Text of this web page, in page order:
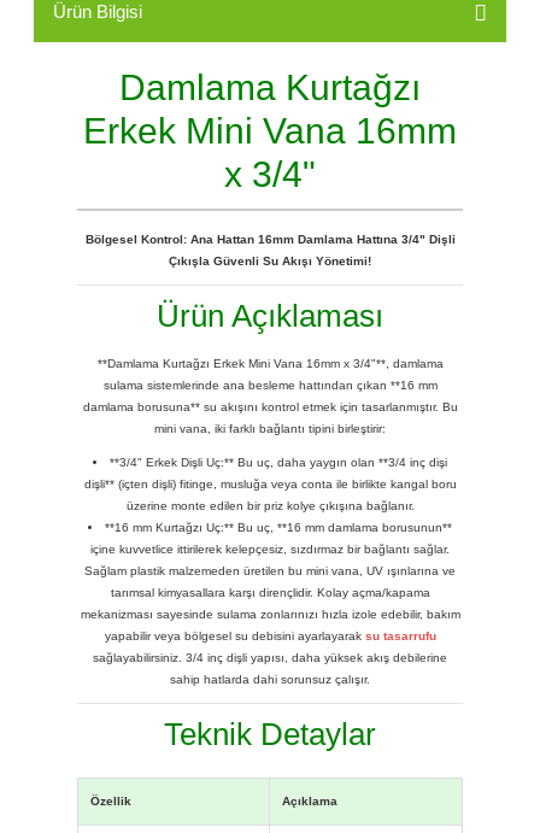
Ürün Bilgisi
Damlama Kurtağzı
Erkek Mini Vana 16mm
x 3/4"
Bölgesel Kontrol: Ana Hattan 16mm Damlama Hattına 3/4" Dişli
Çıkışla Güvenli Su Akışı Yönetimi!
Ürün Açıklaması
**Damlama Kurtağzı Erkek Mini Vana 16mm x 3/4"**, damlama
sulama sistemlerinde ana besleme hattından çıkan **16 mm
damlama borusuna** su akışını kontrol etmek için tasarlanmıştır. Bu
mini vana, iki farklı bağlantı tipini birleştirir:
**3/4" Erkek Dişli Uç:** Bu uç, daha yaygın olan **3/4 inç dişi
dişli** (içten dişli) fitinge, musluğa veya conta ile birlikte kangal boru
üzerine monte edilen bir priz kolye çıkışına bağlanır.
**16 mm Kurtağzı Uç:** Bu uç, **16 mm damlama borusunun**
içine kuvvetlice ittirilerek kelepçesiz, sızdırmaz bir bağlantı sağlar.
Sağlam plastik malzemeden üretilen bu mini vana, UV ışınlarına ve
tarımsal kimyasallara karşı dirençlidir. Kolay açma/kapama
mekanizması sayesinde sulama zonlarınızı hızla izole edebilir, bakım
yapabilir veya bölgesel su debisini ayarlayarak su tasarrufu
sağlayabilirsiniz. 3/4 inç dişli yapısı, daha yüksek akış debilerine
sahip hatlarda dahi sorunsuz çalışır.
Teknik Detaylar
Özellik Açıklama